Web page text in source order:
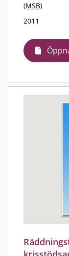
(MSB)
2011